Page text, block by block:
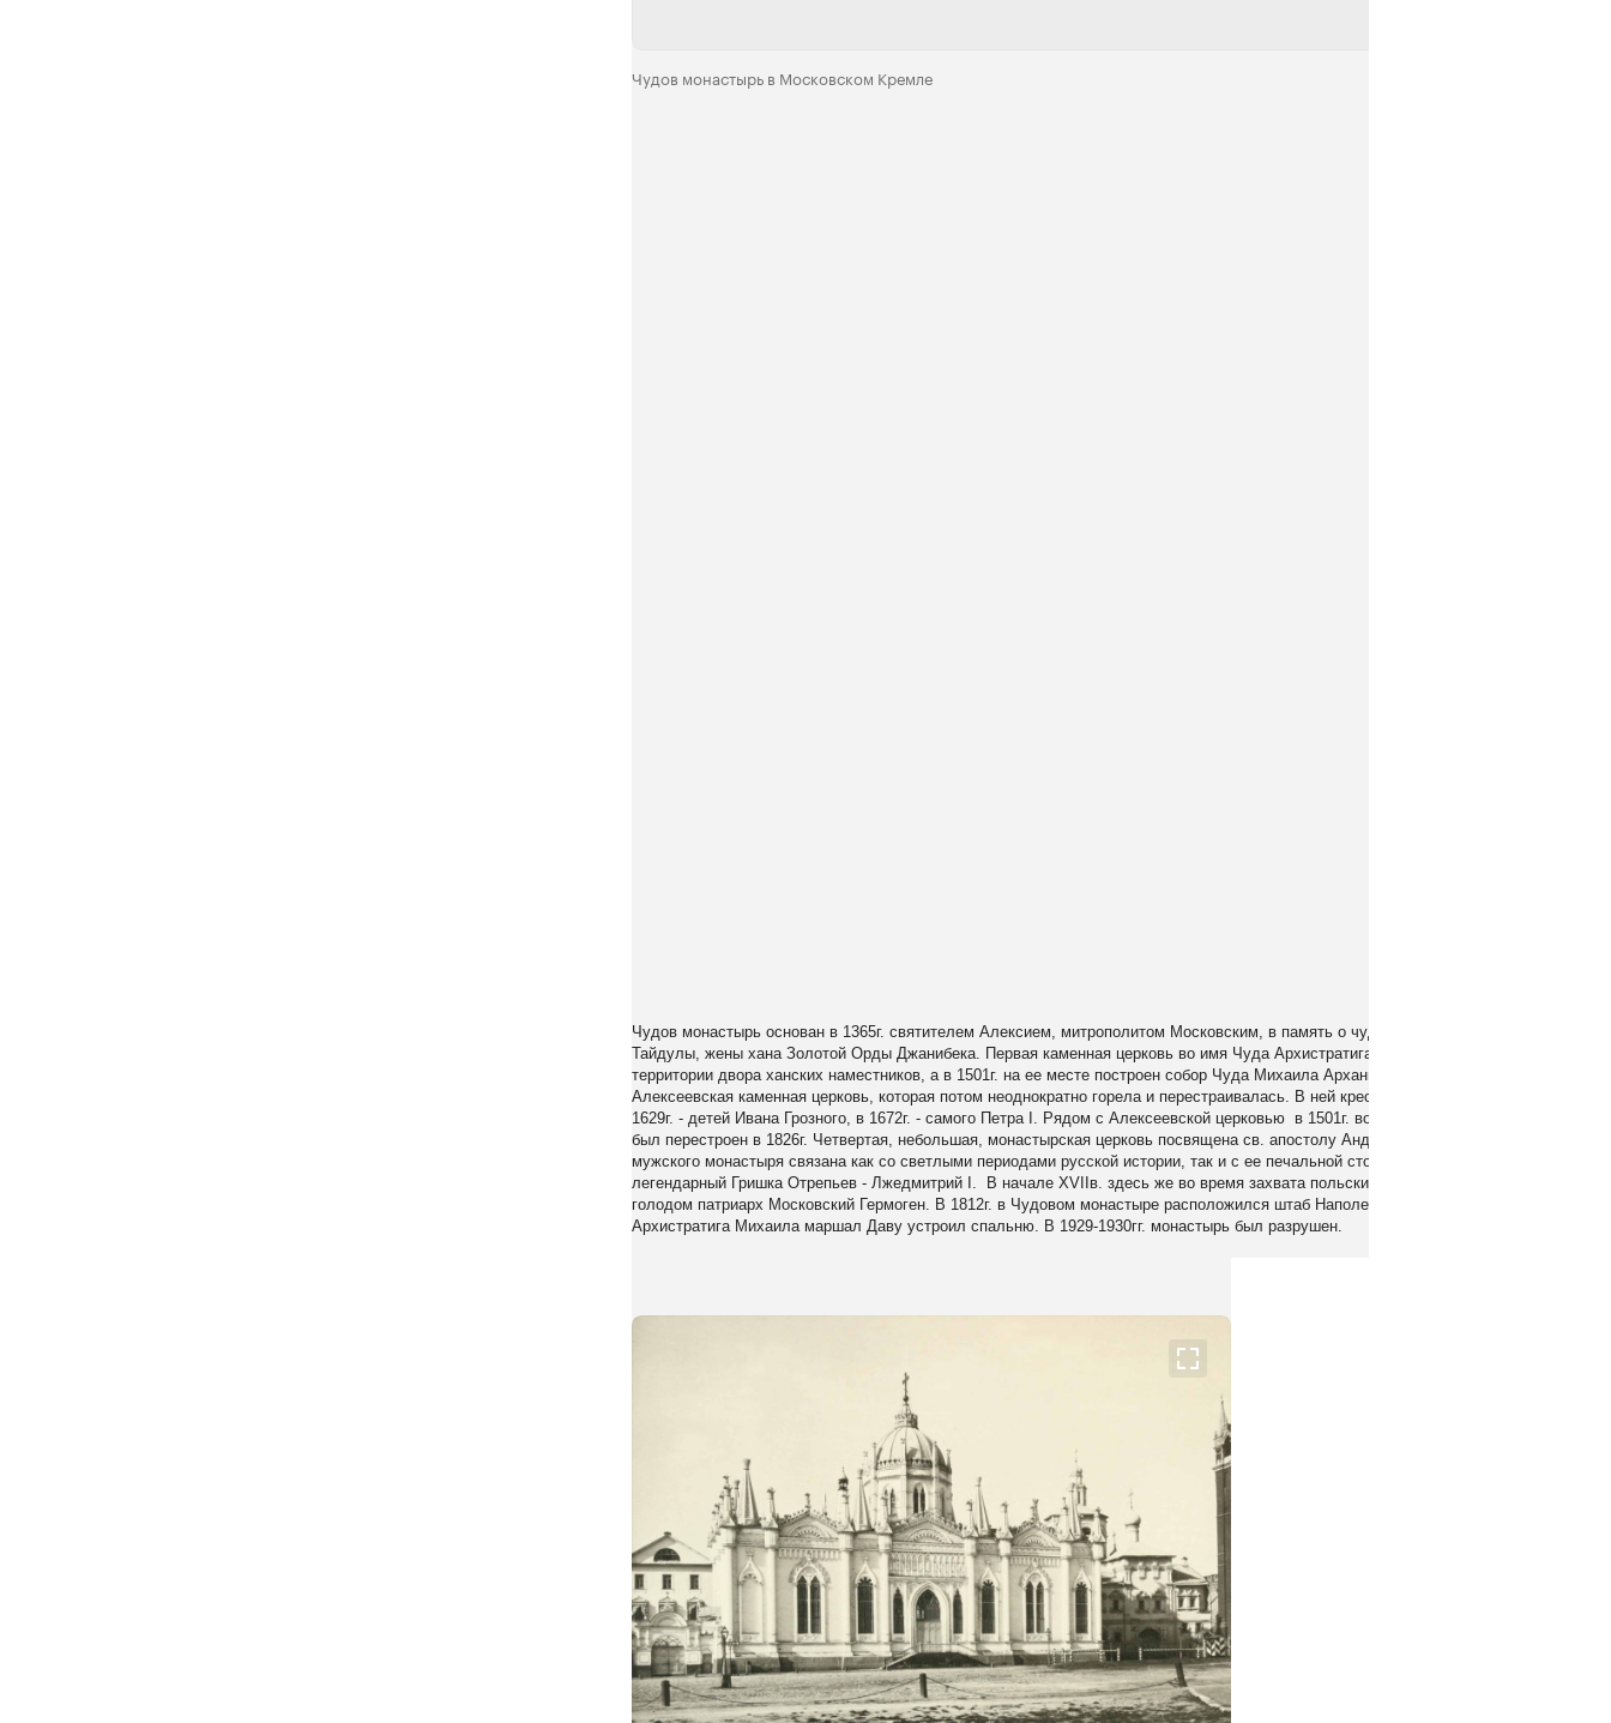
Чудов монастырь в Московском Кремле
Чудов монастырь основан в 1365г. святителем Алексием, митрополитом Московским, в память о чудесном исцелении от слепоты
Тайдулы, жены хана Золотой Орды Джанибека. Первая каменная церковь во имя Чуда Архистратига Михаила была заложена на
территории двора ханских наместников, а в 1501г. на ее месте построен собор Чуда Михаила Архангела. В 1483г. появилась
Алексеевская каменная церковь, которая потом неоднократно горела и перестраивалась. В ней крестили царских детей: например, в
1629г. - детей Ивана Грозного, в 1672г. - самого Петра I. Рядом с Алексеевской церковью в 1501г. возвели храм Благовещения,
был перестроен в 1826г. Четвертая, небольшая, монастырская церковь посвящена св. апостолу Андрею Первозванному. История
мужского монастыря связана как со светлыми периодами русской истории, так и с ее печальной стороной. Отсюда же бежал
легендарный Гришка Отрепьев - Лжедмитрий I. В начале XVIIв. здесь же во время захвата польскими войсками Москвы был
голодом патриарх Московский Гермоген. В 1812г. в Чудовом монастыре расположился штаб Наполеона, а в алтаре собора во имя
Архистратига Михаила маршал Даву устроил спальню. В 1929-1930гг. монастырь был разрушен.